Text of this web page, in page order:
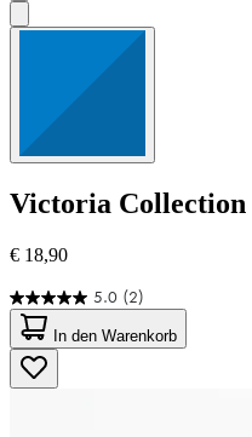
Victoria Collection
€ 18,90
5.0 (2)
5.0
von
5
Sternen.
2
In den Warenkorb